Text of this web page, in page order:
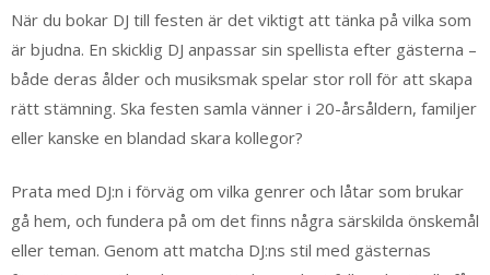
När du bokar DJ till festen är det viktigt att tänka på vilka som
är bjudna. En skicklig DJ anpassar sin spellista efter gästerna –
både deras ålder och musiksmak spelar stor roll för att skapa
rätt stämning. Ska festen samla vänner i 20-årsåldern, familjer
eller kanske en blandad skara kollegor?
Prata med DJ:n i förväg om vilka genrer och låtar som brukar
gå hem, och fundera på om det finns några särskilda önskemål
eller teman. Genom att matcha DJ:ns stil med gästernas